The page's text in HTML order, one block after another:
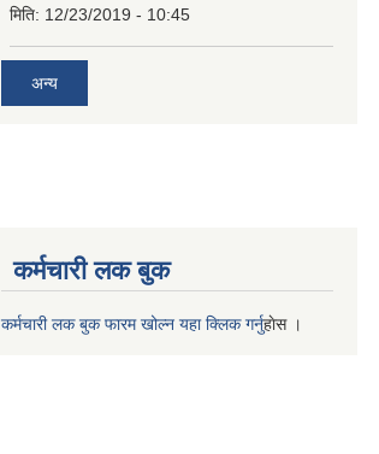
मिति: 12/23/2019 - 10:45
अन्य
कर्मचारी लक बुक
कर्मचारी लक बुक फारम खोल्न यहा क्लिक गर्नुहाेस ।